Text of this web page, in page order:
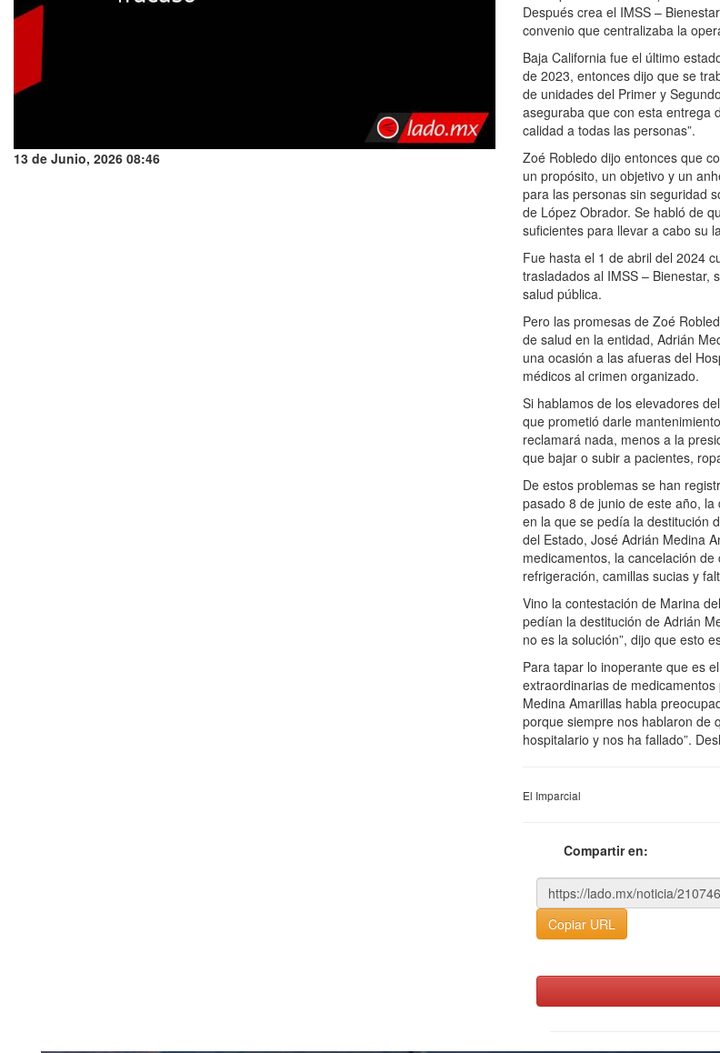
13 de Junio, 2026 08:46
Después crea el IMSS –
convenio que centralizaba la
Baja California fue el último
de 2023, entonces dijo que se
de unidades del Primer y
aseguraba que con esta entrega
calidad a todas las personas”.
Zoé Robledo dijo entonces que
un propósito, un objetivo y un
para las personas sin seguridad
de López Obrador. Se habló de
suficientes para llevar a cabo su
Fue hasta el 1 de abril del 2024
trasladados al IMSS – Bienestar,
salud pública.
Pero las promesas de Zoé
de salud en la entidad, Adrián
una ocasión a las afueras del
médicos al crimen organizado.
Si hablamos de los elevadores
que prometió darle
reclamará nada, menos a la
que bajar o subir a pacientes,
De estos problemas se han
pasado 8 de junio de este año,
en la que se pedía la destitución
del Estado, José Adrián Medina
medicamentos, la cancelación
refrigeración, camillas sucias y
Vino la contestación de Marina
pedían la destitución de Adrián
no es la solución”, dijo que esto
Para tapar lo inoperante que es
extraordinarias de
Medina Amarillas habla
porque siempre nos hablaron de
hospitalario y nos ha fallado”.
El Imparcial
Compartir en:
Copiar URL